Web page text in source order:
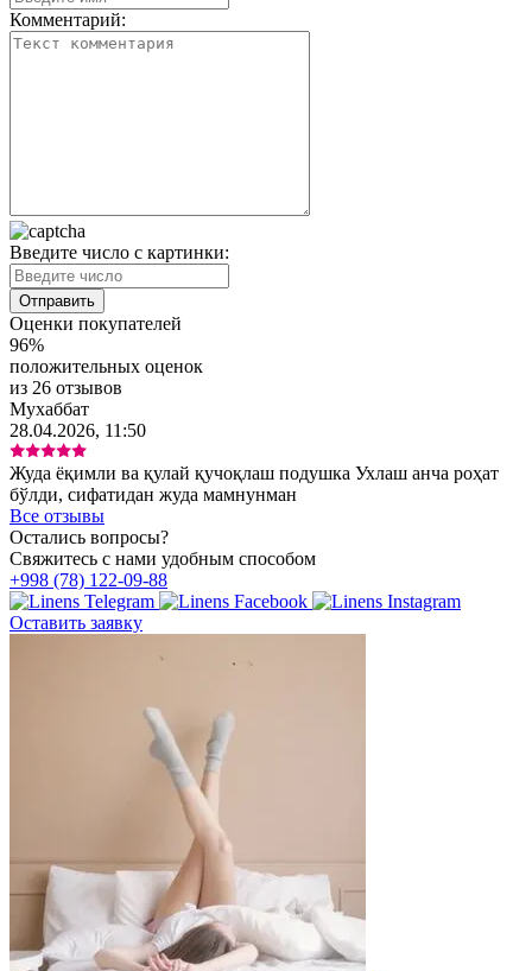
Комментарий:
Введите число с картинки:
Оценки покупателей
96%
положительных оценок
из 26 отзывов
Мухаббат
28.04.2026, 11:50
Жуда ёқимли ва қулай қучоқлаш подушка Ухлаш анча роҳат
бўлди, сифатидан жуда мамнунман
Все отзывы
Остались вопросы?
Свяжитесь с нами удобным способом
+998 (78) 122-09-88
Оставить заявку